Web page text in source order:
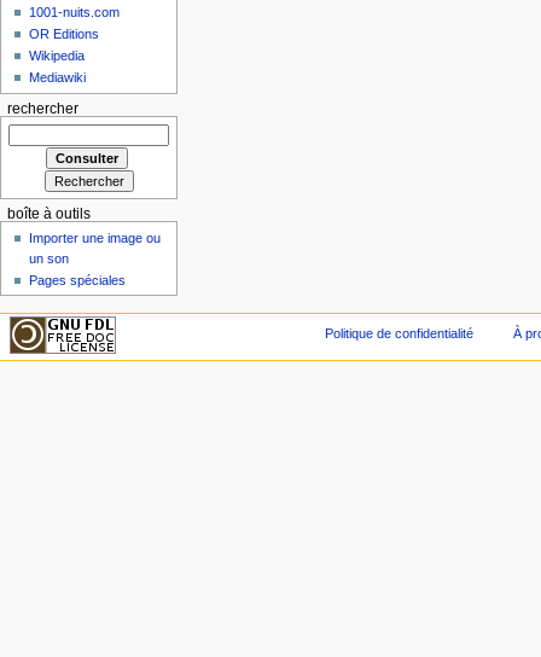
1001-nuits.com
OR Editions
Wikipedia
Mediawiki
rechercher
boîte à outils
Importer une image ou
un son
Pages spéciales
Politique de confidentialité À